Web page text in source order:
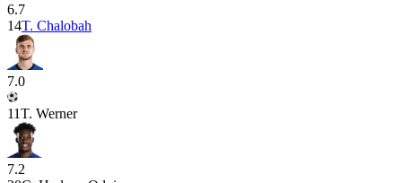
6.7
14T. Chalobah
7.0
11T. Werner
7.2